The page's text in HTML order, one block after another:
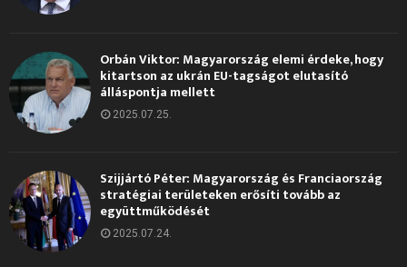
Orbán Viktor: Magyarország elemi érdeke, hogy
kitartson az ukrán EU-tagságot elutasító
álláspontja mellett
2025.07.25.
Szijjártó Péter: Magyarország és Franciaország
stratégiai területeken erősíti tovább az
együttműködését
2025.07.24.